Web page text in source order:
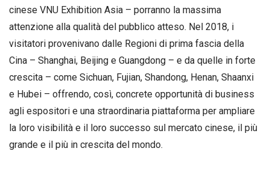
cinese VNU Exhibition Asia – porranno la massima
attenzione alla qualità del pubblico atteso. Nel 2018, i
visitatori provenivano dalle Regioni di prima fascia della
Cina – Shanghai, Beijing e Guangdong – e da quelle in forte
crescita – come Sichuan, Fujian, Shandong, Henan, Shaanxi
e Hubei – offrendo, così, concrete opportunità di business
agli espositori e una straordinaria piattaforma per ampliare
la loro visibilità e il loro successo sul mercato cinese, il più
grande e il più in crescita del mondo.